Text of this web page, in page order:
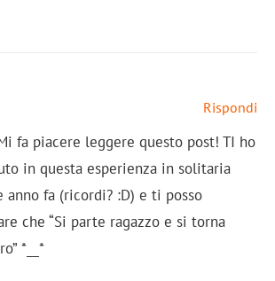
Rispondi
fa piacere leggere questo post! TI ho
in questa esperienza in solitaria
anno fa (ricordi? :D) e ti posso
che “Si parte ragazzo e si torna
*__*